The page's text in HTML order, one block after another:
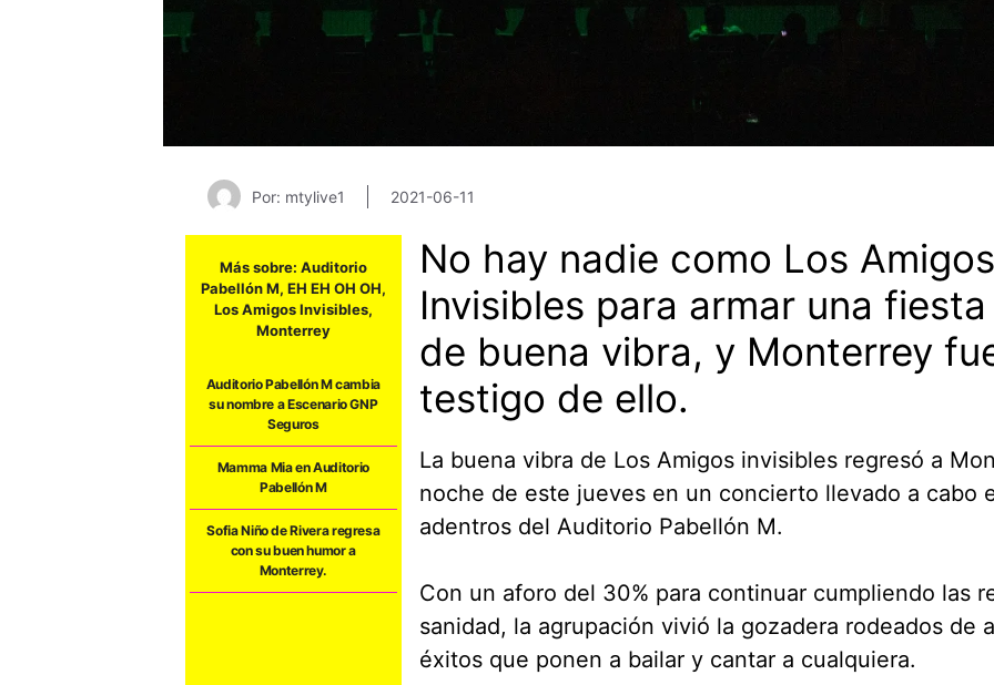
Por: mtylive1 2021-06-11
Más sobre: Auditorio
Pabellón M, EH EH OH OH,
Los Amigos Invisibles,
Monterrey
Auditorio Pabellón M cambia
su nombre a Escenario GNP
Seguros
Mamma Mia en Auditorio
Pabellón M
Sofia Niño de Rivera regresa
con su buen humor a
Monterrey.
No hay nadie como Los Amigos
Invisibles para armar una fiesta
de buena vibra, y Monterrey
testigo de ello.
La buena vibra de Los Amigos invisibles regresó a
noche de este jueves en un concierto llevado a cabo
adentros del Auditorio Pabellón M.
Con un aforo del 30% para continuar cumpliendo las
sanidad, la agrupación vivió la gozadera rodeados de
éxitos que ponen a bailar y cantar a cualquiera.